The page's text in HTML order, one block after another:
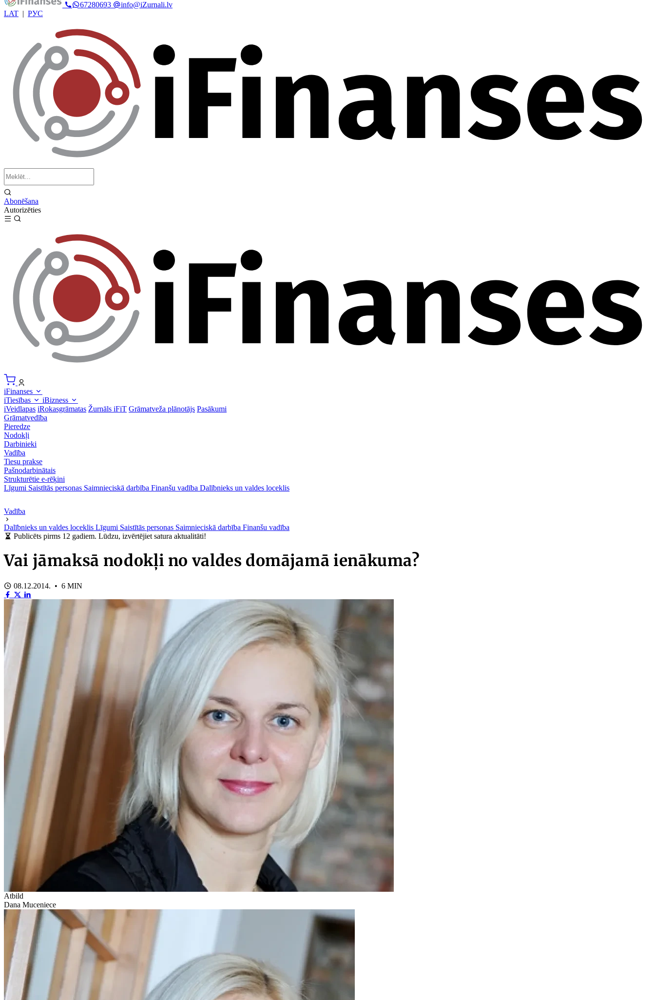
67280693
info@iZurnali.lv
LAT | РУС
Abonēšana
Autorizēties
iFinanses
iTiesības
iBizness
iVeidlapas iRokasgrāmatas Žurnāls iFiT Grāmatveža plānotājs Pasākumi
Grāmatvedība
Pieredze
Nodokļi
Darbinieki
Vadība
Tiesu prakse
Pašnodarbinātais
Strukturētie e-rēķini
Līgumi Saistītās personas Saimnieciskā darbība Finanšu vadība Dalībnieks un valdes loceklis
Vadība
Dalībnieks un valdes loceklis Līgumi Saistītās personas Saimnieciskā darbība Finanšu vadība
Publicēts pirms 12 gadiem. Lūdzu, izvērtējiet satura aktualitāti!
Vai jāmaksā nodokļi no valdes domājamā ienākuma?
08.12.2014. • 6 MIN
Atbild
Dana Muceniece